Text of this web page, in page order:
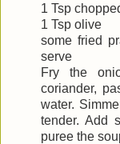
1 Tsp
1 Tsp olive
some fried
serve
Fry the
coriander,
water.
tender. Add
puree the